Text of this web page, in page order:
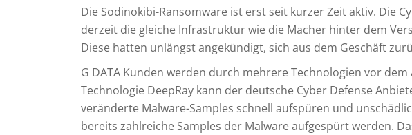
Die Sodinokibi-Ransomware ist erst seit kurzer Zeit aktiv. Die
derzeit die gleiche Infrastruktur wie die Macher hinter dem
Diese hatten unlängst angekündigt, sich aus dem Geschäft
G DATA Kunden werden durch mehrere Technologien vor
Technologie DeepRay kann der deutsche Cyber Defense
veränderte Malware-Samples schnell aufspüren und
bereits zahlreiche Samples der Malware aufgespürt werden.